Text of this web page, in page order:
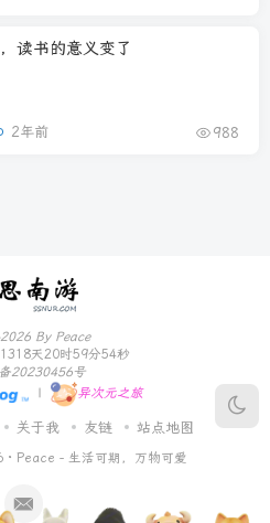
读书的意义变了
2年前 988
By Peace
1318天20时59分55秒
20230456号
|
异次元之旅
关于我 友链 站点地图
· Peace - 生活可期，万物可爱